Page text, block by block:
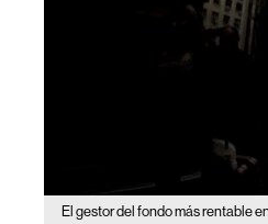
El gestor del fondo más rentable